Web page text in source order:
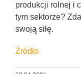
produkcji rolnej i
tym sektorze?
swoją siłę.
Źródło